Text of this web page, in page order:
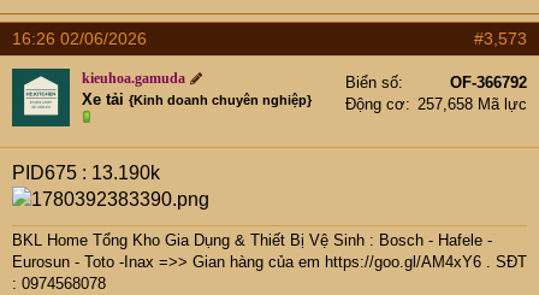
16:26 02/06/2026 #3,573
kieuhoa.gamuda
Xe tải {Kinh doanh chuyên nghiệp}
Biển số
OF-366792
Động cơ
257,658 Mã lực
PID675 : 13.190k
BKL Home Tổng Kho Gia Dụng & Thiết Bị Vệ Sinh : Bosch - Hafele -
Eurosun - Toto -Inax =>> Gian hàng của em https://goo.gl/AM4xY6 . SĐT
: 0974568078